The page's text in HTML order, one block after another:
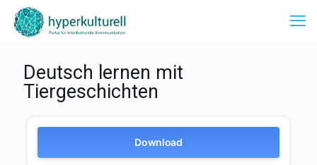
Deutsch lernen mit
Tiergeschichten
Download